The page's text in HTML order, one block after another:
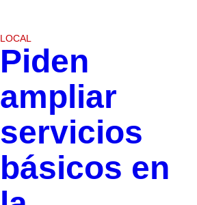
LOCAL
Piden
ampliar
servicios
básicos en